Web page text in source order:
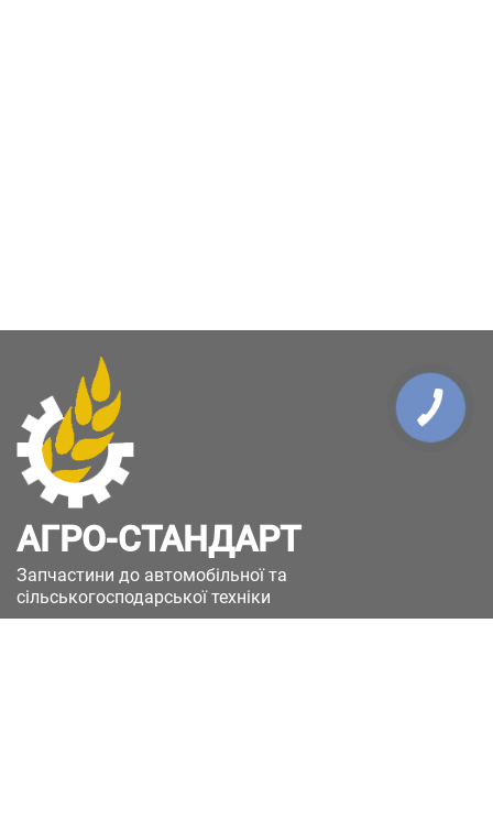
АГРО-СТАНДАРТ
Запчастини до автомобільної та
сільськогосподарської техніки